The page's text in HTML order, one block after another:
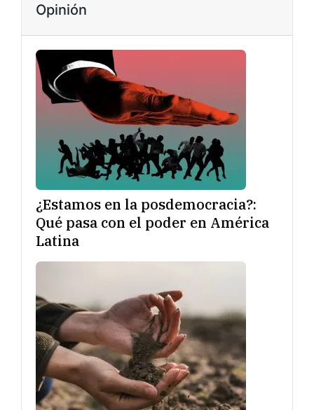
Opinión
¿Estamos en la posdemocracia?:
Qué pasa con el poder en América
Latina